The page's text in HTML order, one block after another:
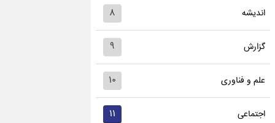
اندیشه ۸
گزارش ۹
علم و فناوری ۱۰
اجتماعی ۱۱